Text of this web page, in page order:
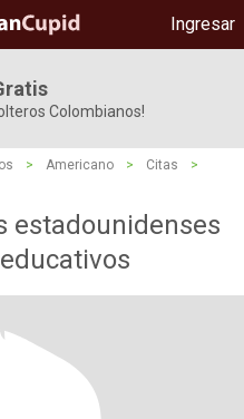
Ingresar
Colombianos!
> Americano > Citas
>
estadounidenses